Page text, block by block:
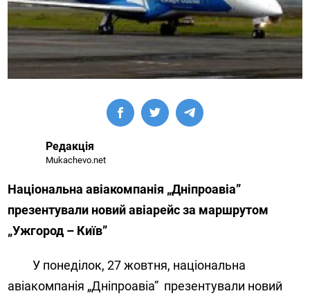
Редакція
Mukachevo.net
Національна авіакомпанія „Дніпроавіа”
презентували новий авіарейс за маршрутом
„Ужгород – Київ”
У понеділок, 27 жовтня, національна
авіакомпанія „Дніпроавіа” презентували новий